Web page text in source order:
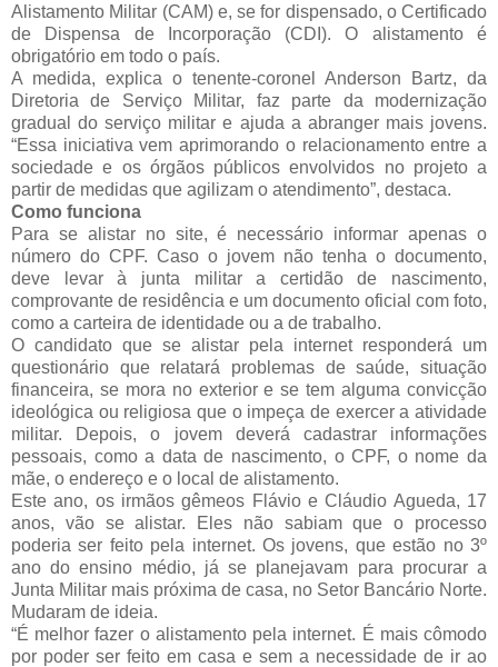
Alistamento Militar (CAM) e, se for dispensado, o Certificado
de Dispensa de Incorporação (CDI). O alistamento é
obrigatório em todo o país.
A medida, explica o tenente-coronel Anderson Bartz, da
Diretoria de Serviço Militar, faz parte da modernização
gradual do serviço militar e ajuda a abranger mais jovens.
“Essa iniciativa vem aprimorando o relacionamento entre a
sociedade e os órgãos públicos envolvidos no projeto a
partir de medidas que agilizam o atendimento”, destaca.
Como funciona
Para se alistar no site, é necessário informar apenas o
número do CPF. Caso o jovem não tenha o documento,
deve levar à junta militar a certidão de nascimento,
comprovante de residência e um documento oficial com foto,
como a carteira de identidade ou a de trabalho.
O candidato que se alistar pela internet responderá um
questionário que relatará problemas de saúde, situação
financeira, se mora no exterior e se tem alguma convicção
ideológica ou religiosa que o impeça de exercer a atividade
militar. Depois, o jovem deverá cadastrar informações
pessoais, como a data de nascimento, o CPF, o nome da
mãe, o endereço e o local de alistamento.
Este ano, os irmãos gêmeos Flávio e Cláudio Agueda, 17
anos, vão se alistar. Eles não sabiam que o processo
poderia ser feito pela internet. Os jovens, que estão no 3º
ano do ensino médio, já se planejavam para procurar a
Junta Militar mais próxima de casa, no Setor Bancário Norte.
Mudaram de ideia.
“É melhor fazer o alistamento pela internet. É mais cômodo
por poder ser feito em casa e sem a necessidade de ir ao